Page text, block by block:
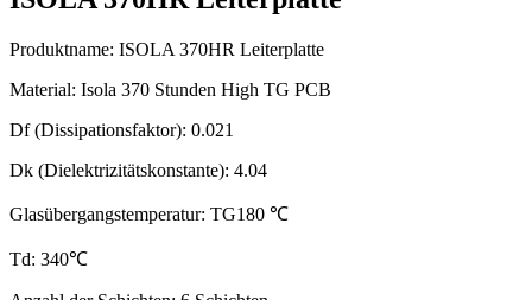
Produktname: ISOLA 370HR Leiterplatte
Material: Isola 370 Stunden High TG PCB
Df (Dissipationsfaktor): 0.021
Dk (Dielektrizitätskonstante): 4.04
Glasübergangstemperatur: TG180 ℃
Td: 340℃